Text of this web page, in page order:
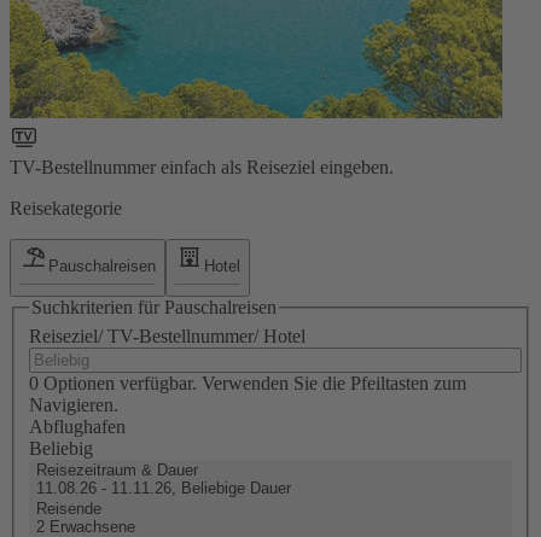
TV-Bestellnummer einfach als Reiseziel eingeben.
Reisekategorie
Pauschalreisen Hotel
Suchkriterien für Pauschalreisen
Reiseziel/ TV-Bestellnummer/ Hotel
0 Optionen verfügbar. Verwenden Sie die Pfeiltasten zum
Navigieren.
Abflughafen
Beliebig
Reisezeitraum & Dauer
11.08.26 - 11.11.26, Beliebige Dauer
Reisende
2 Erwachsene